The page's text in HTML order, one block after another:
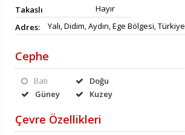
Takaslı
Hayır
Adres:
Yalı, Didim, Aydın, Ege Bölgesi, Türkiye
Cephe
Batı
Doğu
Güney
Kuzey
Çevre Özellikleri